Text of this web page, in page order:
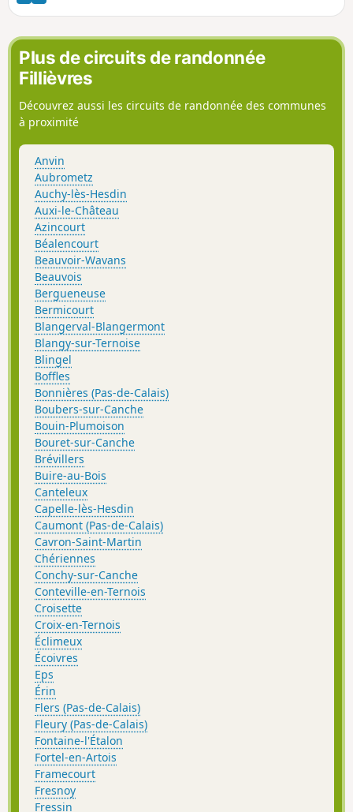
Plus de circuits de randonnée
Fillièvres
Découvrez aussi les circuits de randonnée des communes
à proximité
Anvin
Aubrometz
Auchy-lès-Hesdin
Auxi-le-Château
Azincourt
Béalencourt
Beauvoir-Wavans
Beauvois
Bergueneuse
Bermicourt
Blangerval-Blangermont
Blangy-sur-Ternoise
Blingel
Boffles
Bonnières (Pas-de-Calais)
Boubers-sur-Canche
Bouin-Plumoison
Bouret-sur-Canche
Brévillers
Buire-au-Bois
Canteleux
Capelle-lès-Hesdin
Caumont (Pas-de-Calais)
Cavron-Saint-Martin
Chériennes
Conchy-sur-Canche
Conteville-en-Ternois
Croisette
Croix-en-Ternois
Éclimeux
Écoivres
Eps
Érin
Flers (Pas-de-Calais)
Fleury (Pas-de-Calais)
Fontaine-l'Étalon
Fortel-en-Artois
Framecourt
Fresnoy
Fressin